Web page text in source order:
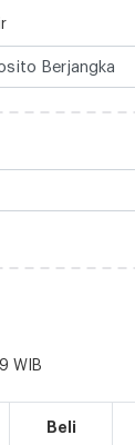
WIB
Beli